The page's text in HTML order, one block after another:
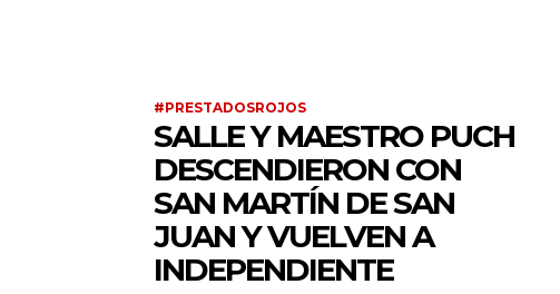
#PRESTADOSROJOS
SALLE Y MAESTRO PUCH
DESCENDIERON CON
SAN MARTÍN DE SAN
JUAN Y VUELVEN A
INDEPENDIENTE